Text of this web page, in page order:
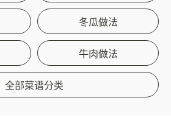
冬瓜做法
牛肉做法
全部菜谱分类